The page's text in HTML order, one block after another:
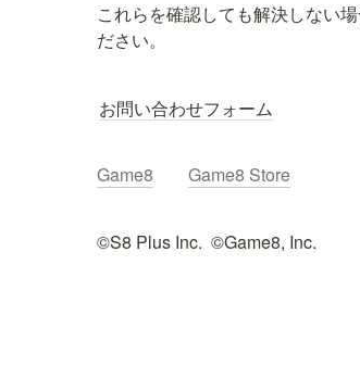
これらを確認しても解決しない
ださい。
お問い合わせフォーム
Game8 Game8 Store
©︎S8 Plus Inc.  ©︎Game8, Inc.